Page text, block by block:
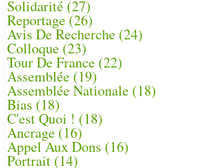
Solidarité (27)
Reportage(26)
Avis De Recherche (24)
Colloque (23)
Tour De France (22)
Assemblée (19)
Assemblée Nationale (18)
Bias (18)
C'est Quoi ! (18)
Ancrage (16)
Appel Aux Dons (16)
Portrait (14)